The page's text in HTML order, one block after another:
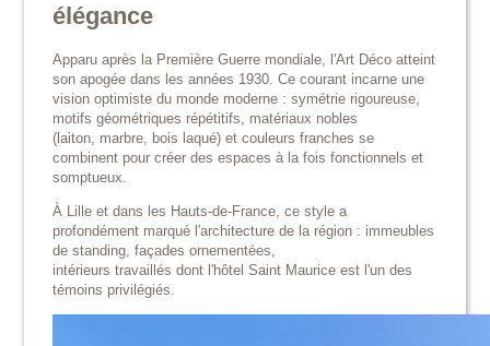
élégance
Apparu après la Première Guerre mondiale, l'Art Déco atteint
son apogée dans les années 1930. Ce courant incarne une
vision optimiste du monde moderne : symétrie rigoureuse,
motifs géométriques répétitifs, matériaux nobles
(laiton, marbre, bois laqué) et couleurs franches se
combinent pour créer des espaces à la fois fonctionnels et
somptueux.
À Lille et dans les Hauts-de-France, ce style a
profondément marqué l'architecture de la région : immeubles
de standing, façades ornementées,
intérieurs travaillés dont l'hôtel Saint Maurice est l'un des
témoins privilégiés.